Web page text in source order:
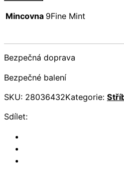
Mincovna 9Fine Mint
Bezpečná doprava
Bezpečné balení
SKU: 28036432Kategorie:
Sdílet: